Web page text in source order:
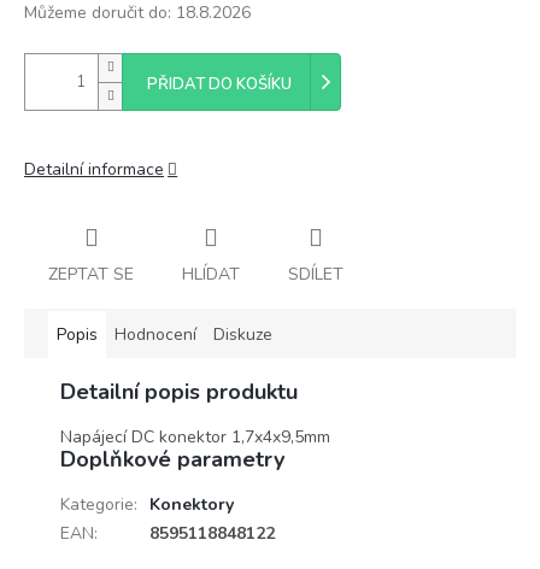
Můžeme doručit do: 18.8.2026
PŘIDAT DO KOŠÍKU
Detailní informace
ZEPTAT SE HLÍDAT SDÍLET
Popis Hodnocení Diskuze
Detailní popis produktu
Napájecí DC konektor 1,7x4x9,5mm
Doplňkové parametry
Kategorie:
Konektory
EAN: 8595118848122